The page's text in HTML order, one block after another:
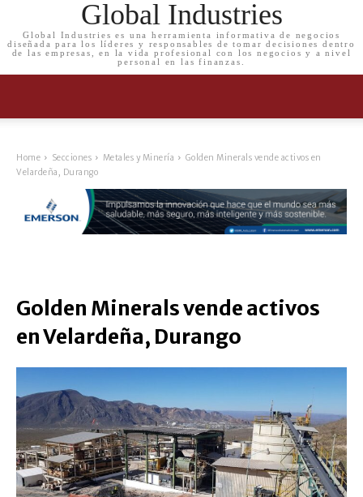
Global Industries
Global Industries es una herramienta informativa de negocios
diseñada para los líderes y responsables de tomar decisiones dentro
de las empresas, en la vida profesional con los negocios y a nivel
personal en las finanzas.
Home Secciones Metales y Minería
Golden Minerals vende activos en
Velardeña, Durango
Golden Minerals vende activos
en Velardeña, Durango